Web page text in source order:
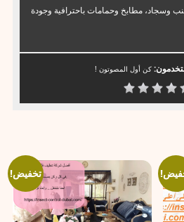
وسجاد، مطابخ وحمامات باحترافية وجودة
كن أول المصوتون !
تخفيض!